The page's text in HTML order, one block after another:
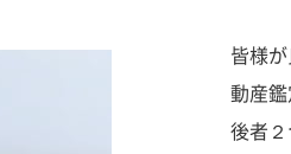
皆様
動産
後者